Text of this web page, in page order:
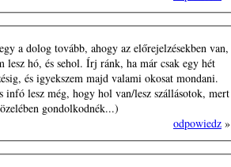
a dolog tovább, ahogy az előrejelzésekben van,
lesz hó, és sehol. Írj ránk, ha már csak egy hét
és igyekszem majd valami okosat mondani.
infó lesz még, hogy hol van/lesz szállásotok, mert
gondolkodnék...)
odpowiedz »